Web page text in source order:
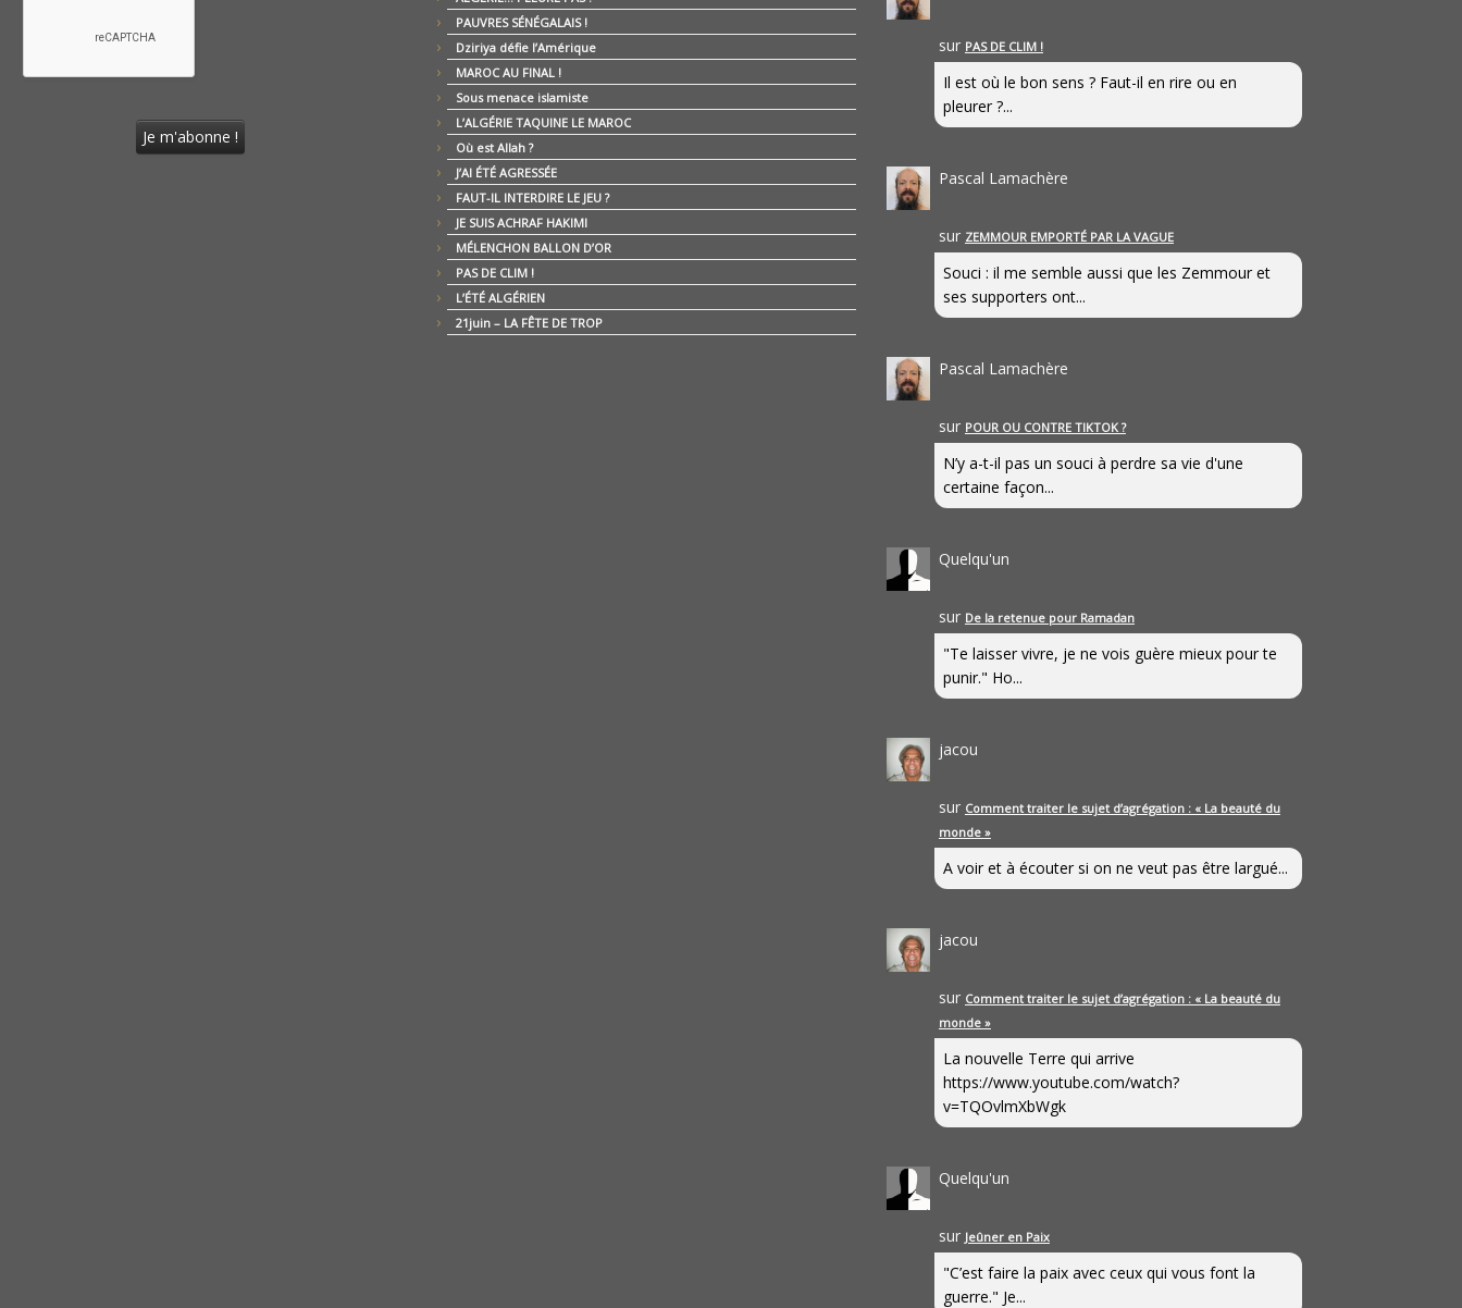
PAUVRES SÉNÉGALAIS !
Dziriya défie l’Amérique
MAROC AU FINAL !
Sous menace islamiste
L’ALGÉRIE TAQUINE LE MAROC
Où est Allah ?
J’AI ÉTÉ AGRESSÉE
FAUT-IL INTERDIRE LE JEU ?
JE SUIS ACHRAF HAKIMI
MÉLENCHON BALLON D’OR
PAS DE CLIM !
L’ÉTÉ ALGÉRIEN
21juin – LA FÊTE DE TROP
sur PAS DE CLIM !
Il est où le bon sens ? Faut-il en rire ou en
pleurer ?...
Pascal Lamachère
sur ZEMMOUR EMPORTÉ PAR LA VAGUE
Souci : il me semble aussi que les Zemmour et
ses supporters ont...
Pascal Lamachère
sur POUR OU CONTRE TIKTOK ?
N’y a-t-il pas un souci à perdre sa vie d'une
certaine façon...
Quelqu'un
sur De la retenue pour Ramadan
"Te laisser vivre, je ne vois guère mieux pour te
punir." Ho...
jacou
sur Comment traiter le sujet d’agrégation : « La beauté du
monde »
A voir et à écouter si on ne veut pas être largué...
jacou
sur Comment traiter le sujet d’agrégation : « La beauté du
monde »
La nouvelle Terre qui arrive
https://www.youtube.com/watch?
v=TQOvlmXbWgk
Quelqu'un
sur Jeûner en Paix
"C’est faire la paix avec ceux qui vous font la
guerre." Je...